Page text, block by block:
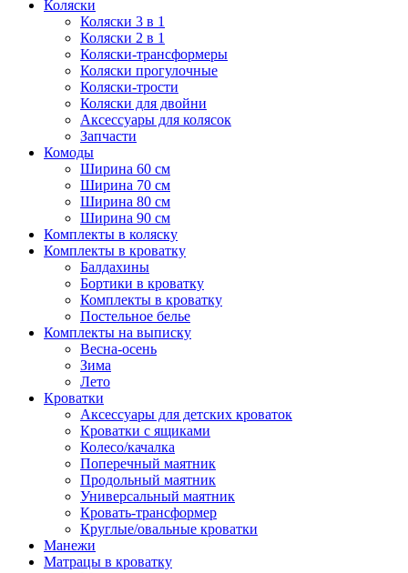
Коляски
Коляски 3 в 1
Коляски 2 в 1
Коляски-трансформеры
Коляски прогулочные
Коляски-трости
Коляски для двойни
Аксессуары для колясок
Запчасти
Комоды
Ширина 60 см
Ширина 70 см
Ширина 80 см
Ширина 90 см
Комплекты в коляску
Комплекты в кроватку
Балдахины
Бортики в кроватку
Комплекты в кроватку
Постельное белье
Комплекты на выписку
Весна-осень
Зима
Лето
Кроватки
Аксессуары для детских кроваток
Кроватки с ящиками
Колесо/качалка
Поперечный маятник
Продольный маятник
Универсальный маятник
Кровать-трансформер
Круглые/овальные кроватки
Манежи
Матрацы в кроватку